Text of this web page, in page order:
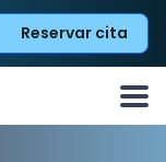
Reservar cita